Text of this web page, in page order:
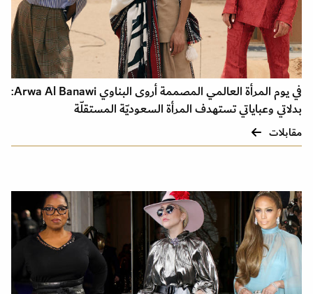
في يوم المرأة العالمي المصممة أروى البناوي Arwa Al Banawi:
بدلاتي وعباياتي تستهدف المرأة السعوديّة المستقلّة
مقابلات